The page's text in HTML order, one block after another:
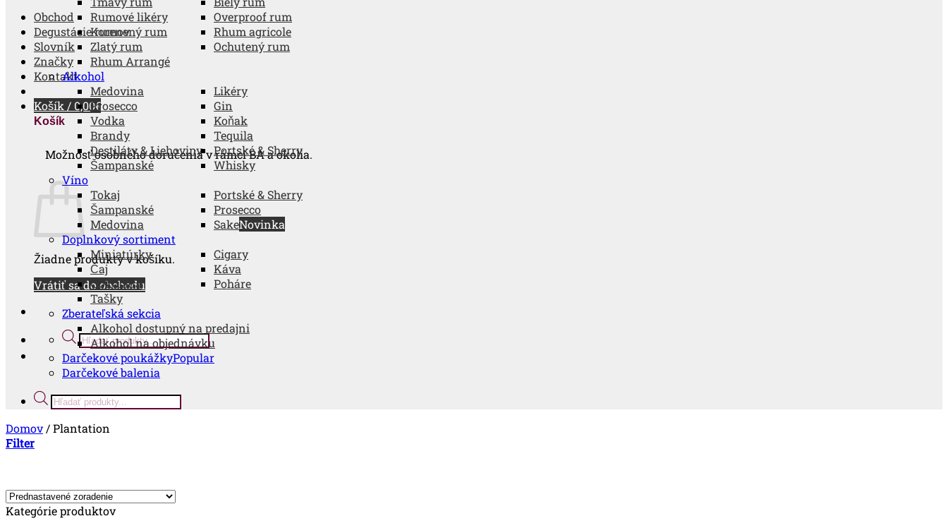
Obchod
Degustácie rumov
Slovník
Značky
Kontakt
Košík / 0,00€
Košík
Možnosť osobného doručenia v rámci BA a okolia.
Žiadne produkty v košíku.
Vrátiť sa do obchodu
Products
search
Rumové likéry
Overproof rum
Korenený rum
Rhum agricole
Zlatý rum
Ochutený rum
Rhum Arrangé
Alkohol
Medovina
Likéry
Prosecco
Gin
Vodka
Koňak
Brandy
Tequila
Destiláty & Liehoviny
Portské & Sherry
Šampanské
Whisky
Víno
Tokaj
Portské & Sherry
Šampanské
Prosecco
Medovina
Sake
Doplnkový sortiment
Miniatúrky
Cigary
Čaj
Káva
Čokoláda
Poháre
Tašky
Zberateľská sekcia
Alkohol dostupný na predajni
Alkohol na objednávku
Darčekové poukážky
Darčekové balenia
Products
search
Domov /Plantation
Filter
Kategórie produktov